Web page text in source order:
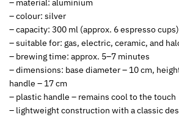
– colour: silver
– capacity: 300 ml (approx. 6 espresso cups)
– suitable for: gas, electric, ceramic, and
– brewing time: approx. 5–7 minutes
– dimensions: base diameter – 10 cm,
handle – 17 cm
– plastic handle – remains cool to the touch
– lightweight construction with a classic